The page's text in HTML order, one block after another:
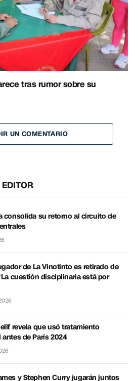
tras rumor sobre su
UN COMENTARIO
consolida su retorno al circuito de
de La Vinotinto es retirado de
cuestión disciplinaria está por
revela que usó tratamiento
de París 2024
y Stephen Curry jugarán juntos